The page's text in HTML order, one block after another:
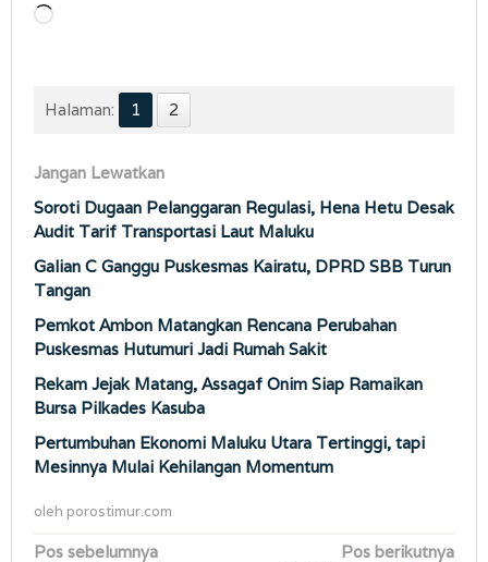
Memuat...
Halaman: 1 2
Jangan Lewatkan
Soroti Dugaan Pelanggaran Regulasi, Hena Hetu Desak
Audit Tarif Transportasi Laut Maluku
Galian C Ganggu Puskesmas Kairatu, DPRD SBB Turun
Tangan
Pemkot Ambon Matangkan Rencana Perubahan
Puskesmas Hutumuri Jadi Rumah Sakit
Rekam Jejak Matang, Assagaf Onim Siap Ramaikan
Bursa Pilkades Kasuba
Pertumbuhan Ekonomi Maluku Utara Tertinggi, tapi
Mesinnya Mulai Kehilangan Momentum
oleh porostimur.com
Navigasi
Pos sebelumnya
Pos berikutnya